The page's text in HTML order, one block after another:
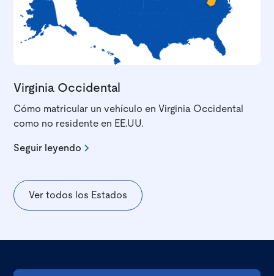
Virginia Occidental
Cómo matricular un vehículo en Virginia Occidental
como no residente en EE.UU.
Seguir leyendo
Ver todos los Estados